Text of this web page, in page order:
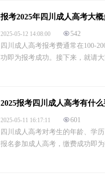
报考2025年四川成人高考大
2025-05-12 14:08:00
542
四川成人高考报考费通常在100-
功即为报考成功。接下来，就请
2025报考四川成人高考有什
2025-05-11 16:17:11
601
四川成人高考对考生的年龄、学
报名参加成人高考，缴费成功即